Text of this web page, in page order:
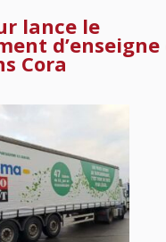
lance le
d’enseigne
Cora